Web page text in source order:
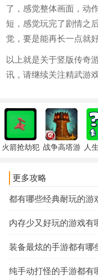
了，感觉整体画面，动
短，感觉玩完了剧情之
觉，要是能再长一点就好
以上就是关于竖版传奇
讯，请继续关注精武游戏
火箭抢劫犯 战争高塔游 人
更多攻略
都有哪些经典耐玩的游戏 经
内存少又好玩的游戏有哪些
装备最炫的手游都有哪些
纯手动打怪的手游都有哪些